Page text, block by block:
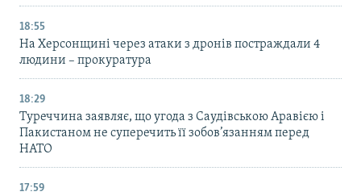
18:55
На Херсонщині через атаки з дронів постраждали 4
людини – прокуратура
18:29
Туреччина заявляє, що угода з Саудівською Аравією і
Пакистаном не суперечить її зобов’язанням перед
НАТО
17:59